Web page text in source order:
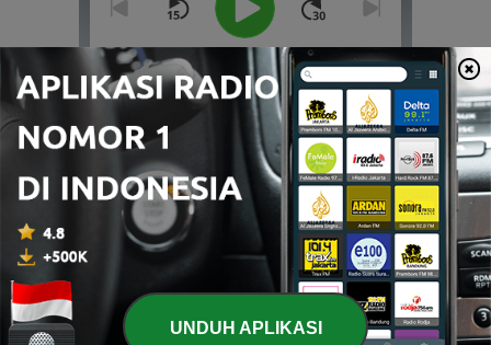
00:00 00:00
Episode
1 - Kejadian horor
22 Okt 2019
UNDUH APLIKASI